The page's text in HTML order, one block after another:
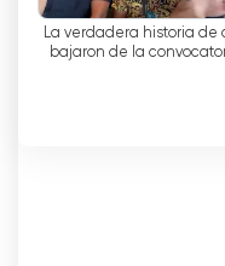
La verdadera historia de
bajaron de la